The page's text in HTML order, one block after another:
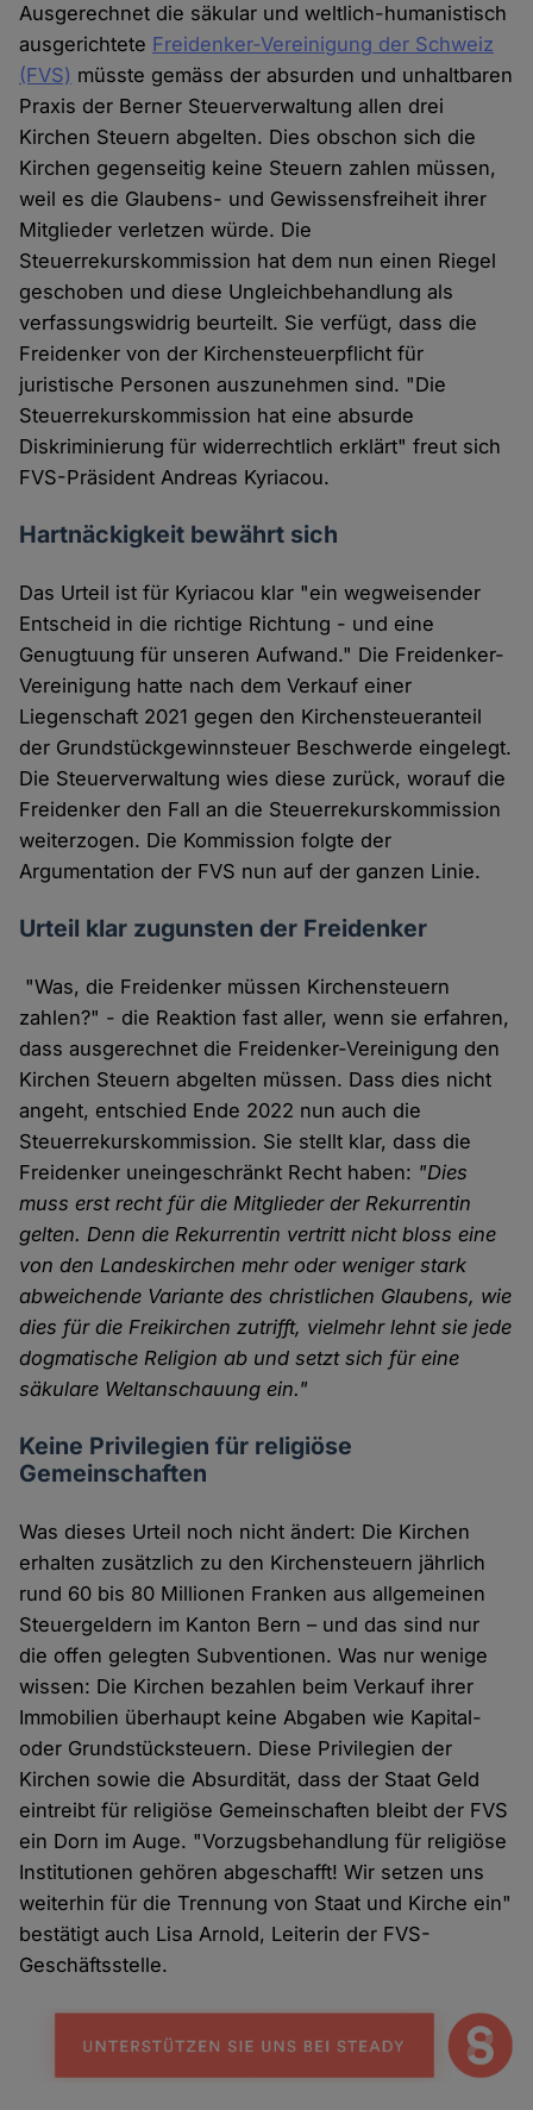
Ausgerechnet die säkular und weltlich-humanistisch
ausgerichtete Freidenker-Vereinigung der Schweiz
(FVS) müsste gemäss der absurden und unhaltbaren
Praxis der Berner Steuerverwaltung allen drei
Kirchen Steuern abgelten. Dies obschon sich die
Kirchen gegenseitig keine Steuern zahlen müssen,
weil es die Glaubens- und Gewissensfreiheit ihrer
Mitglieder verletzen würde. Die
Steuerrekurskommission hat dem nun einen Riegel
geschoben und diese Ungleichbehandlung als
verfassungswidrig beurteilt. Sie verfügt, dass die
Freidenker von der Kirchensteuerpflicht für
juristische Personen auszunehmen sind. "Die
Steuerrekurskommission hat eine absurde
Diskriminierung für widerrechtlich erklärt" freut sich
FVS-Präsident Andreas Kyriacou.
Hartnäckigkeit bewährt sich
Das Urteil ist für Kyriacou klar "ein wegweisender
Entscheid in die richtige Richtung - und eine
Genugtuung für unseren Aufwand." Die Freidenker-
Vereinigung hatte nach dem Verkauf einer
Liegenschaft 2021 gegen den Kirchensteueranteil
der Grundstückgewinnsteuer Beschwerde eingelegt.
Die Steuerverwaltung wies diese zurück, worauf die
Freidenker den Fall an die Steuerrekurskommission
weiterzogen. Die Kommission folgte der
Argumentation der FVS nun auf der ganzen Linie.
Urteil klar zugunsten der Freidenker
"Was, die Freidenker müssen Kirchensteuern
zahlen?" - die Reaktion fast aller, wenn sie erfahren,
dass ausgerechnet die Freidenker-Vereinigung den
Kirchen Steuern abgelten müssen. Dass dies nicht
angeht, entschied Ende 2022 nun auch die
Steuerrekurskommission. Sie stellt klar, dass die
Freidenker uneingeschränkt Recht haben: "Dies
muss erst recht für die Mitglieder der Rekurrentin
gelten. Denn die Rekurrentin vertritt nicht bloss eine
von den Landeskirchen mehr oder weniger stark
abweichende Variante des christlichen Glaubens, wie
dies für die Freikirchen zutrifft, vielmehr lehnt sie jede
dogmatische Religion ab und setzt sich für eine
säkulare Weltanschauung ein."
Keine Privilegien für religiöse
Gemeinschaften
Was dieses Urteil noch nicht ändert: Die Kirchen
erhalten zusätzlich zu den Kirchensteuern jährlich
rund 60 bis 80 Millionen Franken aus allgemeinen
Steuergeldern im Kanton Bern – und das sind nur
die offen gelegten Subventionen. Was nur wenige
wissen: Die Kirchen bezahlen beim Verkauf ihrer
Immobilien überhaupt keine Abgaben wie Kapital-
oder Grundstücksteuern. Diese Privilegien der
Kirchen sowie die Absurdität, dass der Staat Geld
eintreibt für religiöse Gemeinschaften bleibt der FVS
ein Dorn im Auge. "Vorzugsbehandlung für religiöse
Institutionen gehören abgeschafft! Wir setzen uns
weiterhin für die Trennung von Staat und Kirche ein"
bestätigt auch Lisa Arnold, Leiterin der FVS-
Geschäftsstelle.